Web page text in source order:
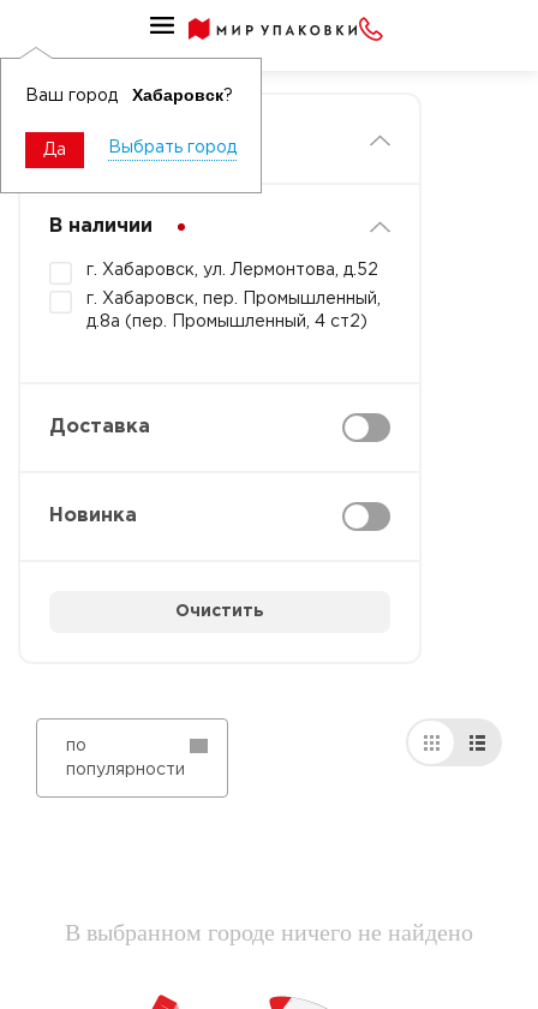
Ваш город Хабаровск?
Да Выбрать город
Главная
Фильтры
В наличии
г. Хабаровск, ул. Лермонтова, д.52
г. Хабаровск, пер. Промышленный,
д.8а (пер. Промышленный, 4 ст2)
Доставка
Новинка
Очистить
по
популярности
В выбранном городе ничего не найдено